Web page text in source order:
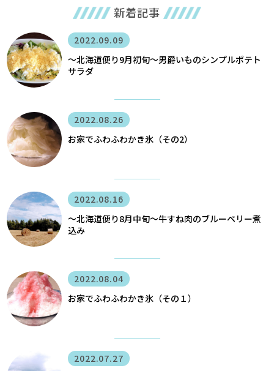
新着記事
2022.09.09
〜北海道便り9月初旬～男爵いものシンプルポテト
サラダ
2022.08.26
お家でふわふわかき氷（その2）
2022.08.16
〜北海道便り8月中旬～牛すね肉のブルーベリー煮
込み
2022.08.04
お家でふわふわかき氷（その１）
2022.07.27